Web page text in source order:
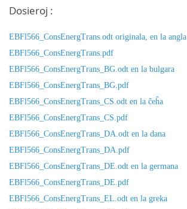
Dosieroj :
EBFl566_ConsEnergTrans.odt originala, en la angla
EBFl566_ConsEnergTrans.pdf
EBFl566_ConsEnergTrans_BG.odt en la bulgara
EBFl566_ConsEnergTrans_BG.pdf
EBFl566_ConsEnergTrans_CS.odt en la ĉeĥa
EBFl566_ConsEnergTrans_CS.pdf
EBFl566_ConsEnergTrans_DA.odt en la dana
EBFl566_ConsEnergTrans_DA.pdf
EBFl566_ConsEnergTrans_DE.odt en la germana
EBFl566_ConsEnergTrans_DE.pdf
EBFl566_ConsEnergTrans_EL.odt en la greka